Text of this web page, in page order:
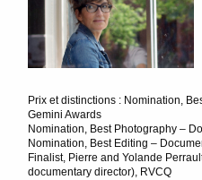
Prix et distinctions : Nomination,
Gemini Awards
Nomination, Best Photography –
Nomination, Best Editing –
Finalist, Pierre and Yolande
documentary director), RVCQ